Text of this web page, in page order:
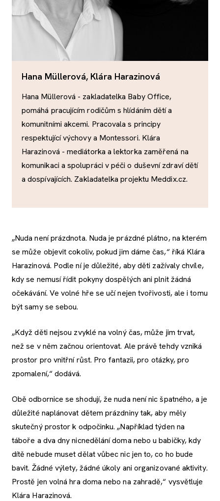
Hana Müllerová, Klára Harazinová
Hana Müllerová - zakladatelka Baby Office,
pomáhá pracujícím rodičům s hlídáním dětí a
komunitními akcemi. Pracovala s principy
respektující výchovy a Montessori. Klára
Harazinová - mediátorka a lektorka zaměřená na
komunikaci a spolupráci v péči o duševní zdraví dětí
a dospívajících. Zakladatelka projektu Meddix.cz.
„Nuda není prázdnota. Nuda je prázdné plátno, na kterém
se může objevit cokoliv, pokud jim dáme čas,“ říká Klára
Harazinová. Podle ní je důležité, aby děti zažívaly chvíle,
kdy se nemusí řídit pokyny dospělých ani plnit žádná
očekávání. Ve volné hře se učí nejen tvořivosti, ale i tomu
být samy se sebou.
„Když děti nejsou zvyklé na volný čas, může jim trvat,
než se v něm začnou orientovat. Ale právě tehdy vzniká
prostor pro vnitřní růst. Pro fantazii, pro otázky, pro
zpomalení,“ dodává.
Obě odbornice se shodují, že nuda není nic špatného, a je
důležité naplánovat dětem prázdniny tak, aby měly
skutečný prostor k odpočinku. „Například týden na
táboře a dva dny nicnedělání doma nebo u babičky, kdy
dítě nebude muset dělat vůbec nic jen to, co ho bude
bavit. Žádné výlety, žádné úkoly ani organizované aktivity.
Prostě jen volná hra doma nebo na zahradě,“ vysvětluje
Klára Harazinová.